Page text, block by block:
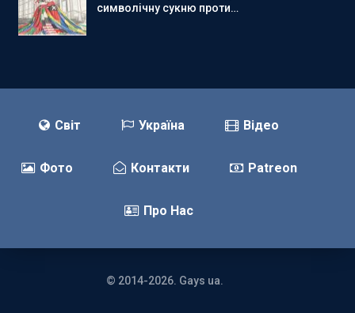
символічну сукню проти…
Світ Україна Відео
Фото Контакти Patreon
Про Нас
© 2014-2026. Gays ua.